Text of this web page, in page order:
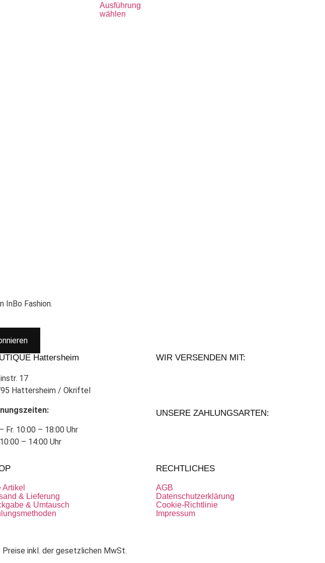
Ausführung
wählen
InBo Fashion.
Hattersheim
17
Hattersheim / Okriftel
Fr. 10:00 – 18:00 Uhr
– 14:00 Uhr
WIR VERSENDEN MIT:
UNSERE ZAHLUNGSARTEN:
Artikel
& Lieferung
& Umtausch
RECHTLICHES
AGB
Datenschutzerklärung
Cookie-Richtlinie
Impressum
Preise inkl. der gesetzlichen MwSt.